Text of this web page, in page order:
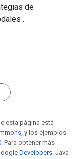
de
.
esta página está
, y los ejemplos
. Para obtener más
Developers. Java